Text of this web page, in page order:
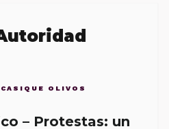
OLIVOS
– Protestas: un